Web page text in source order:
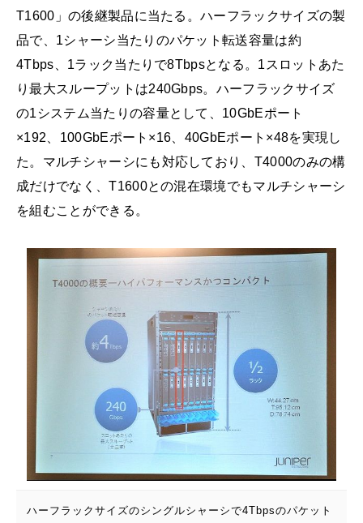
T1600」の後継製品に当たる。ハーフラックサイズの製
品で、1シャーシ当たりのパケット転送容量は約
4Tbps、1ラック当たりで8Tbpsとなる。1スロットあた
り最大スループットは240Gbps。ハーフラックサイズ
の1システム当たりの容量として、10GbEポート
×192、100GbEポート×16、40GbEポート×48を実現し
た。マルチシャーシにも対応しており、T4000のみの構
成だけでなく、T1600との混在環境でもマルチシャーシ
を組むことができる。
ハーフラックサイズのシングルシャーシで4Tbpsのパケット